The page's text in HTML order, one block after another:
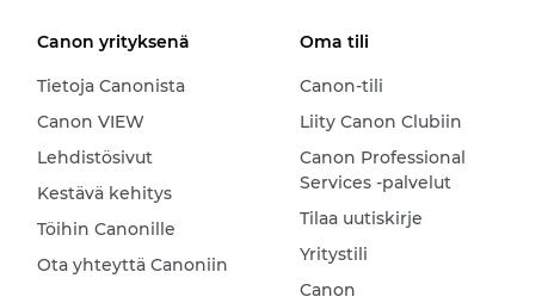
Canon yrityksenä
Tietoja Canonista
Canon VIEW
Lehdistösivut
Kestävä kehitys
Töihin Canonille
Ota yhteyttä Canoniin
Oma tili
Canon-tili
Liity Canon Clubiin
Canon Professional
Services -palvelut
Tilaa uutiskirje
Yritystili
Canon